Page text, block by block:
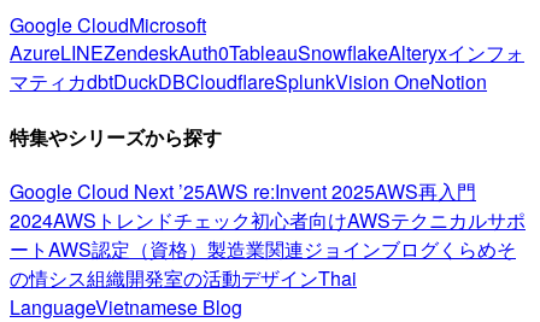
Google CloudMicrosoft
AzureLINEZendeskAuth0TableauSnowflakeAlteryxインフォ
マティカdbtDuckDBCloudflareSplunkVision OneNotion
特集やシリーズから探す
Google Cloud Next ’25AWS re:Invent 2025AWS再入門
2024AWSトレンドチェック初心者向けAWSテクニカルサポ
ートAWS認定（資格） 製造業関連ジョインブログくらめそ
の情シス組織開発室の活動デザインThai
LanguageVietnamese Blog